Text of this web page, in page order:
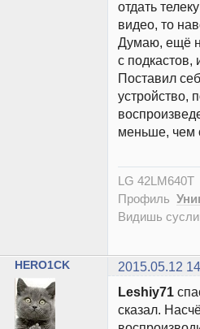
отдать
видео, то
Думаю, ещё
с подкастов,
Поставил
устройство,
меньше, чем
LG 42LM640T
Профиль
Видишь
HERO1CK
2015.05.12
Leshiy71
сказал.